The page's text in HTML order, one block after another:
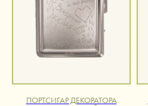
ПОРТСИГАР ДЕКОРАТОРА